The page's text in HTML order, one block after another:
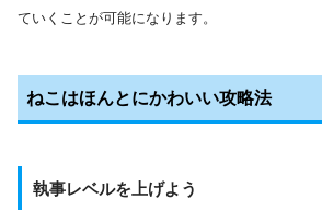
ていくことが可能になります。
ねこはほんとにかわいい攻略法
執事レベルを上げよう